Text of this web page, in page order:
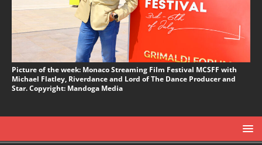
Picture of the week: Monaco Streaming Film Festival MCSFF with
Michael Flatley, Riverdance and Lord of The Dance Producer and
Star. Copyright: Mandoga Media